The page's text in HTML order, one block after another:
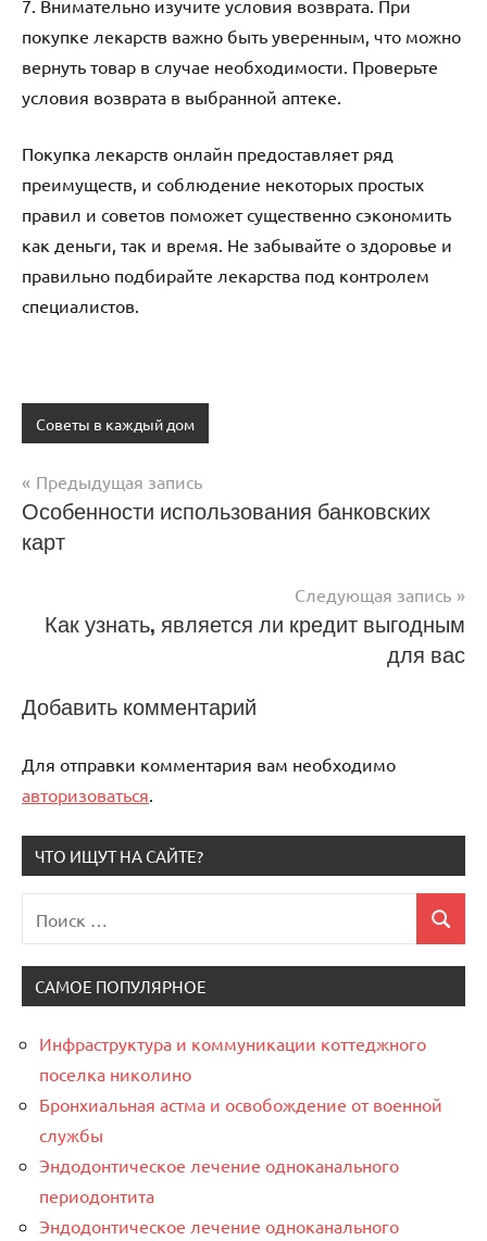
7. Внимательно изучите условия возврата. При
покупке лекарств важно быть уверенным, что можно
вернуть товар в случае необходимости. Проверьте
условия возврата в выбранной аптеке.
Покупка лекарств онлайн предоставляет ряд
преимуществ, и соблюдение некоторых простых
правил и советов поможет существенно сэкономить
как деньги, так и время. Не забывайте о здоровье и
правильно подбирайте лекарства под контролем
специалистов.
Советы в каждый дом
Навигация
по
Предыдущая запись
Особенности использования банковских
карт
Следующая запись
Как узнать, является ли кредит выгодным
для вас
Добавить комментарий
Для отправки комментария вам необходимо
авторизоваться.
ЧТО ИЩУТ НА САЙТЕ?
для:
Поиск
САМОЕ ПОПУЛЯРНОЕ
Инфраструктура и коммуникации коттеджного
поселка николино
Бронхиальная астма и освобождение от военной
службы
Эндодонтическое лечение одноканального
периодонтита
Эндодонтическое лечение одноканального